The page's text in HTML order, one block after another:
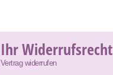
Ihr Widerrufsrecht
Vertrag widerrufen